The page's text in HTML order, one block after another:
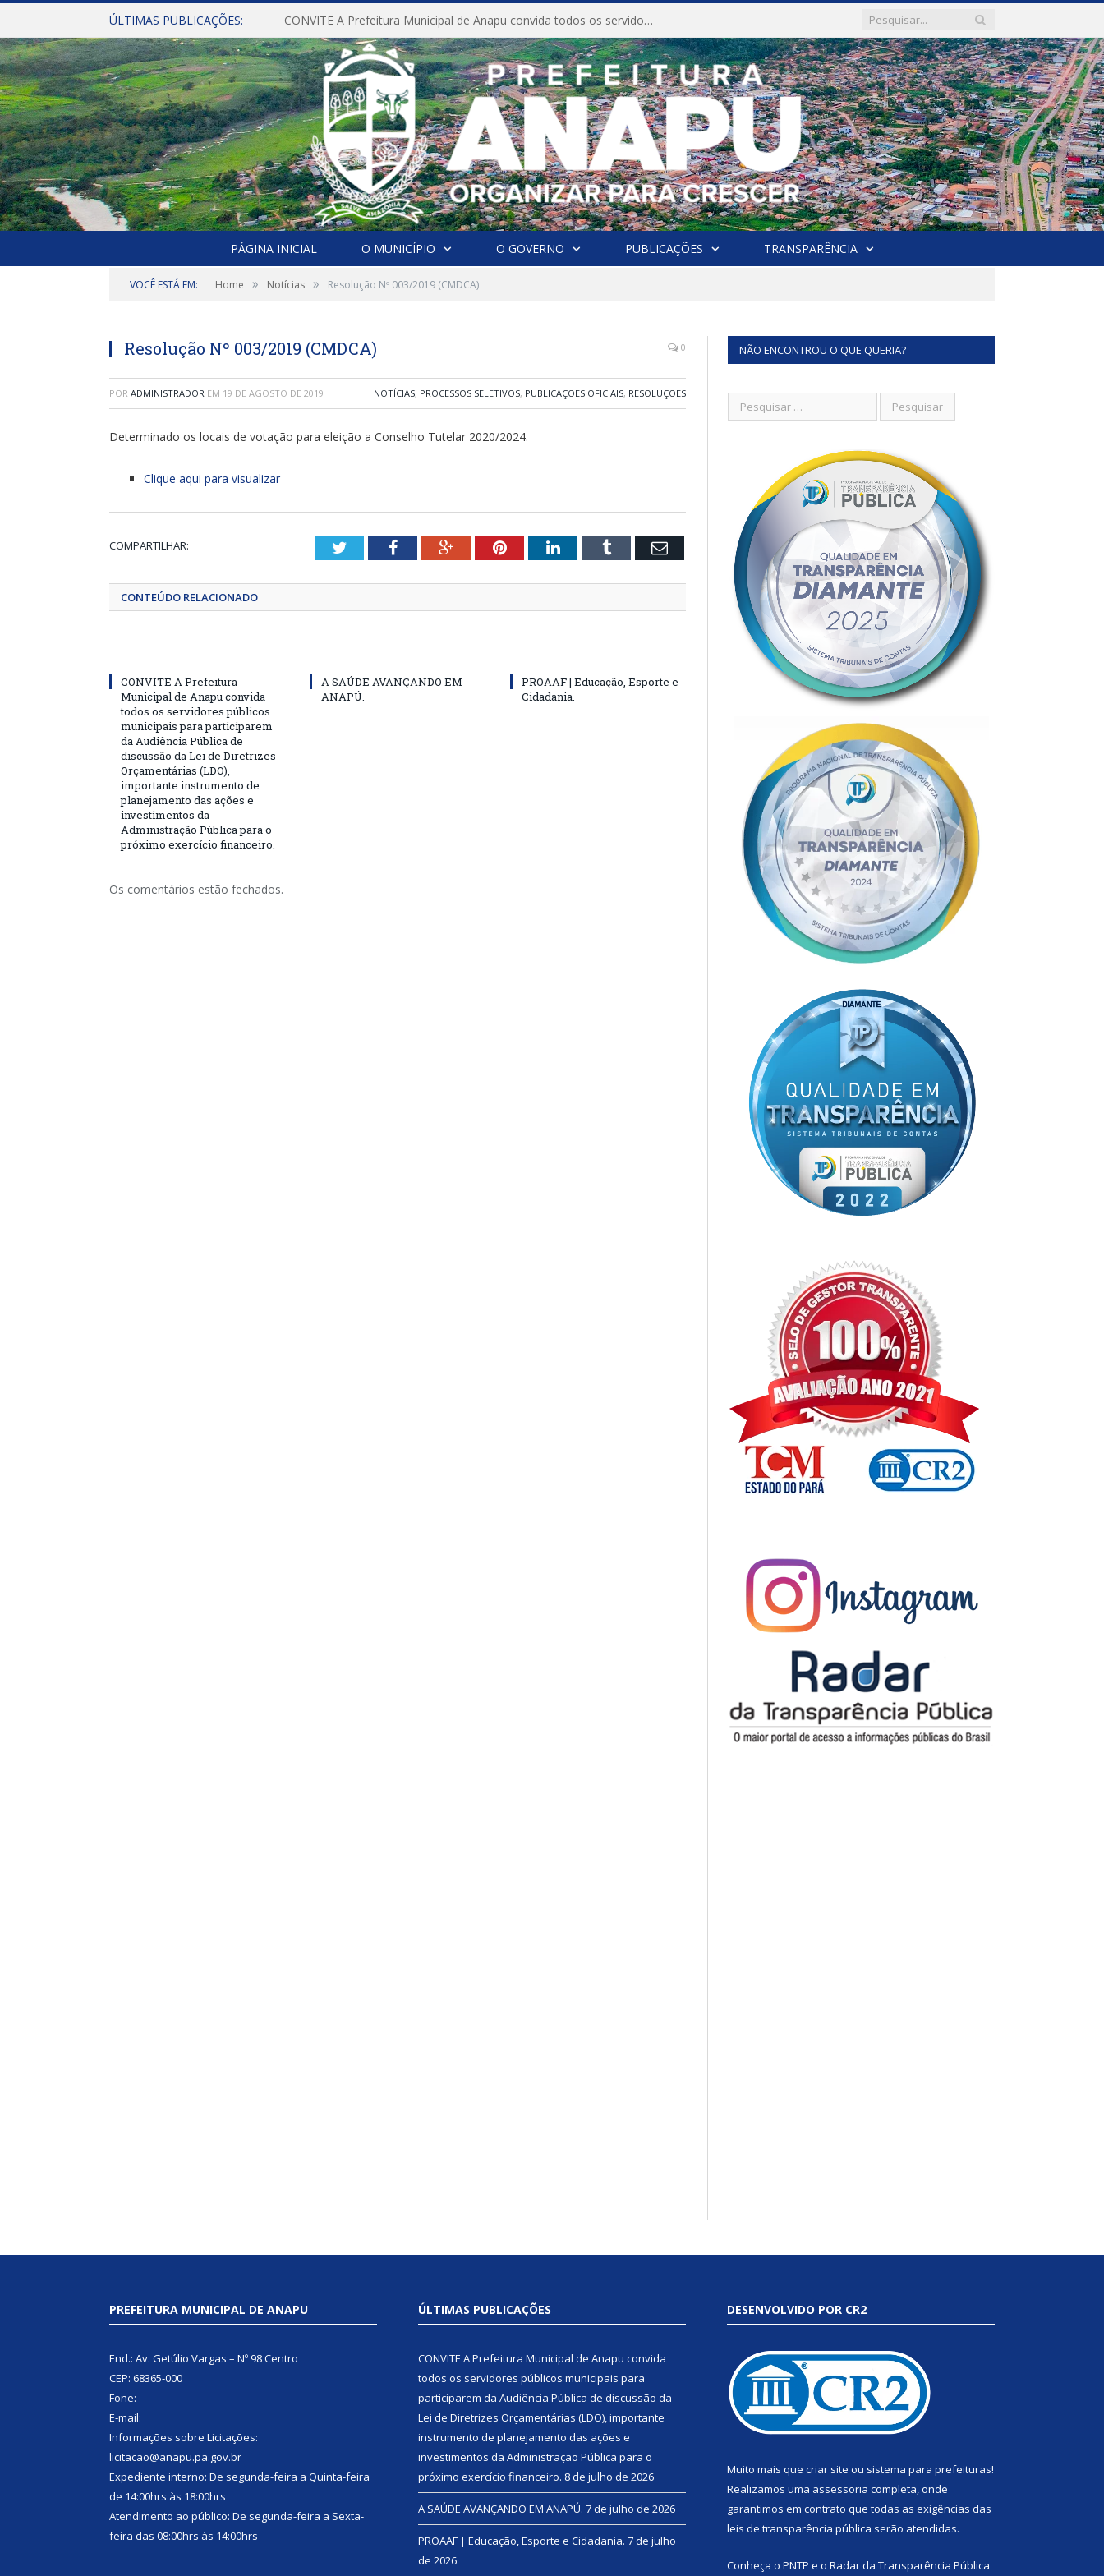
ÚLTIMAS PUBLICAÇÕES: CONVITE A Prefeitura Municipal de Anapu convida todos os servidores públicos municipais para participarem da Audiência Pública de discussão da Lei de Diretrizes Orçamentárias (LDO), importante instrumento de planejamento das ações e investimentos da Administração Pública para o próximo exercício financeiro.
PÁGINA INICIAL O MUNICÍPIO O GOVERNO PUBLICAÇÕES TRANSPARÊNCIA
VOCÊ ESTÁ EM: Home » Notícias » Resolução Nº 003/2019 (CMDCA)
Resolução Nº 003/2019 (CMDCA) 0
POR ADMINISTRADOR EM 19 DE AGOSTO DE 2019 NOTÍCIAS, PROCESSOS SELETIVOS, PUBLICAÇÕES OFICIAIS, RESOLUÇÕES
Determinado os locais de votação para eleição a Conselho Tutelar 2020/2024.
Clique aqui para visualizar
COMPARTILHAR: TwitterFacebookGoogle+PinterestLinkedInTumblr Email
CONTEÚDO RELACIONADO
CONVITE A Prefeitura
Municipal de Anapu convida
todos os servidores públicos
municipais para participarem
da Audiência Pública de
discussão da Lei de Diretrizes
Orçamentárias (LDO),
importante instrumento de
planejamento das ações e
investimentos da
Administração Pública para o
próximo exercício financeiro.
A SAÚDE AVANÇANDO EM
ANAPÚ.
PROAAF | Educação, Esporte e
Cidadania.
Os comentários estão fechados.
NÃO ENCONTROU O QUE QUERIA?
PREFEITURA MUNICIPAL DE ANAPU
End.: Av. Getúlio Vargas – Nº 98 Centro
CEP: 68365-000
Fone:
E-mail:
Informações sobre Licitações:
licitacao@anapu.pa.gov.br
Expediente interno: De segunda-feira a Quinta-feira
de 14:00hrs às 18:00hrs
Atendimento ao público: De segunda-feira a Sexta-
feira das 08:00hrs às 14:00hrs
ÚLTIMAS PUBLICAÇÕES
CONVITE A Prefeitura Municipal de Anapu convida
todos os servidores públicos municipais para
participarem da Audiência Pública de discussão da
Lei de Diretrizes Orçamentárias (LDO), importante
instrumento de planejamento das ações e
investimentos da Administração Pública para o
próximo exercício financeiro. 8 de julho de 2026
A SAÚDE AVANÇANDO EM ANAPÚ. 7 de julho de 2026
PROAAF | Educação, Esporte e Cidadania. 7 de julho
de 2026
DESENVOLVIDO POR CR2
Muito mais que criar site ou sistema para prefeituras!
Realizamos uma assessoria completa, onde
garantimos em contrato que todas as exigências das
leis de transparência pública serão atendidas.
Conheça o PNTP e o Radar da Transparência Pública